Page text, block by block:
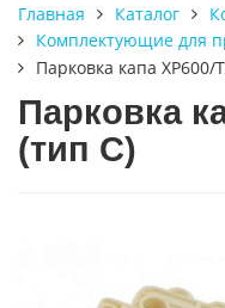
Главная Каталог
Комплектующие для
Парковка капа XP600/
Парковка
(тип C)